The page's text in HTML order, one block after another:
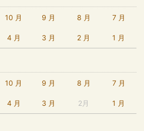
10 月 9 月 8 月 7 月
4 月 3 月 2 月 1 月
10 月 9 月 8 月 7 月
4 月 3 月 2月 1 月